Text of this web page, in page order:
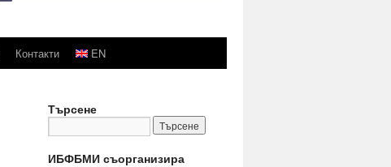
Контакти EN
Търсене
ИБФБМИ съорганизира